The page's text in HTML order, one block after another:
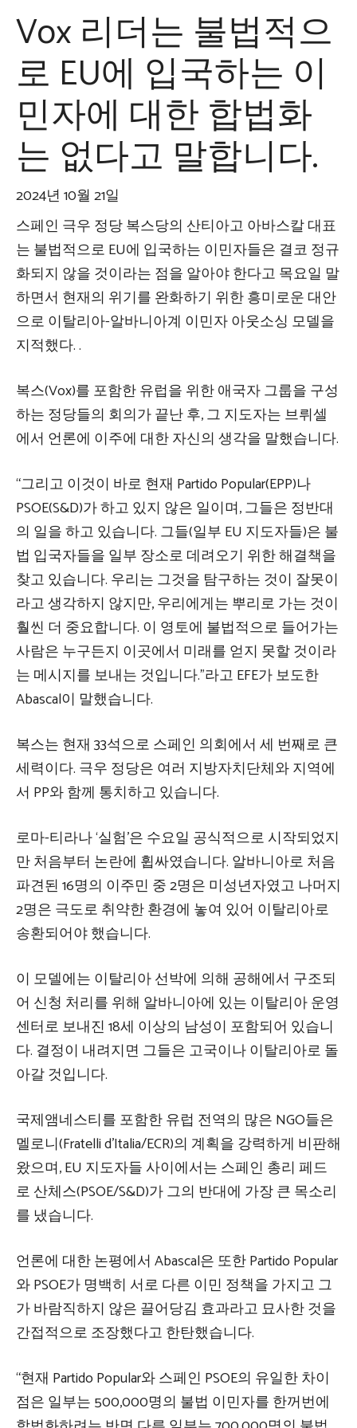
Vox 리더는 불법적으
로 EU에 입국하는 이
민자에 대한 합법화
는 없다고 말합니다.
2024년 10월 21일
스페인 극우 정당 복스당의 산티아고 아바스칼 대표
는 불법적으로 EU에 입국하는 이민자들은 결코 정규
화되지 않을 것이라는 점을 알아야 한다고 목요일 말
하면서 현재의 위기를 완화하기 위한 흥미로운 대안
으로 이탈리아-알바니아계 이민자 아웃소싱 모델을
지적했다. .
복스(Vox)를 포함한 유럽을 위한 애국자 그룹을 구성
하는 정당들의 회의가 끝난 후, 그 지도자는 브뤼셀
에서 언론에 이주에 대한 자신의 생각을 말했습니다.
“그리고 이것이 바로 현재 Partido Popular(EPP)나
PSOE(S&D)가 하고 있지 않은 일이며, 그들은 정반대
의 일을 하고 있습니다. 그들(일부 EU 지도자들)은 불
법 입국자들을 일부 장소로 데려오기 위한 해결책을
찾고 있습니다. 우리는 그것을 탐구하는 것이 잘못이
라고 생각하지 않지만, 우리에게는 뿌리로 가는 것이
훨씬 더 중요합니다. 이 영토에 불법적으로 들어가는
사람은 누구든지 이곳에서 미래를 얻지 못할 것이라
는 메시지를 보내는 것입니다.”라고 EFE가 보도한
Abascal이 말했습니다.
복스는 현재 33석으로 스페인 의회에서 세 번째로 큰
세력이다. 극우 정당은 여러 지방자치단체와 지역에
서 PP와 함께 통치하고 있습니다.
로마-티라나 ‘실험’은 수요일 공식적으로 시작되었지
만 처음부터 논란에 휩싸였습니다. 알바니아로 처음
파견된 16명의 이주민 중 2명은 미성년자였고 나머지
2명은 극도로 취약한 환경에 놓여 있어 이탈리아로
송환되어야 했습니다.
이 모델에는 이탈리아 선박에 의해 공해에서 구조되
어 신청 처리를 위해 알바니아에 있는 이탈리아 운영
센터로 보내진 18세 이상의 남성이 포함되어 있습니
다. 결정이 내려지면 그들은 고국이나 이탈리아로 돌
아갈 것입니다.
국제앰네스티를 포함한 유럽 전역의 많은 NGO들은
멜로니(Fratelli d’Italia/ECR)의 계획을 강력하게 비판해
왔으며, EU 지도자들 사이에서는 스페인 총리 페드
로 산체스(PSOE/S&D)가 그의 반대에 가장 큰 목소리
를 냈습니다.
언론에 대한 논평에서 Abascal은 또한 Partido Popular
와 PSOE가 명백히 서로 다른 이민 정책을 가지고 그
가 바람직하지 않은 끌어당김 효과라고 묘사한 것을
간접적으로 조장했다고 한탄했습니다.
“현재 Partido Popular와 스페인 PSOE의 유일한 차이
점은 일부는 500,000명의 불법 이민자를 한꺼번에